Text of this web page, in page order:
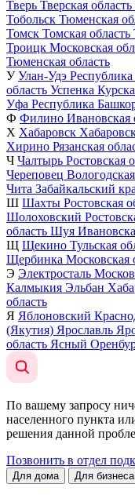
Тверь Тверская область
Тобольск Тюменская
Томск Томская область
Троицк Московская
Тюменская область
У Улан-Удэ
область Успенка
Уфа Республика
Ф Филино Ивановская
Х Хабаровск
Хирино Рязанская
Ч Чалтырь Ростовская
Череповец
Чита Забайкальский
Ш Шахты Ростовская
Шолоховский
область Шуя
Щ Щекино Тульская
Щербинка Московская
Э Электросталь
Калмыкия Эльбан
область
Я Яблоновский
(Якутия) Ярославль
область Ясный
По вашему запросу ничего не
населенного пункта
решения данной
Позвонить в отдел
Для дома Для бизнеса